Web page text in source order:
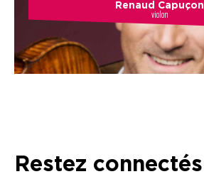
Renaud Capuçon
violon
Restez connectés